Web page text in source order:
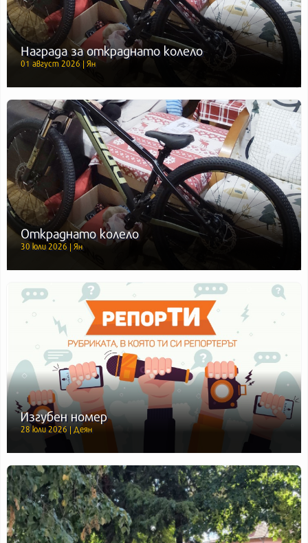
Награда за откраднато колело
01 август 2026 | Ян
Откраднато колело
30 юли 2026 | Ян
Изгубен номер
28 юли 2026 | Деян